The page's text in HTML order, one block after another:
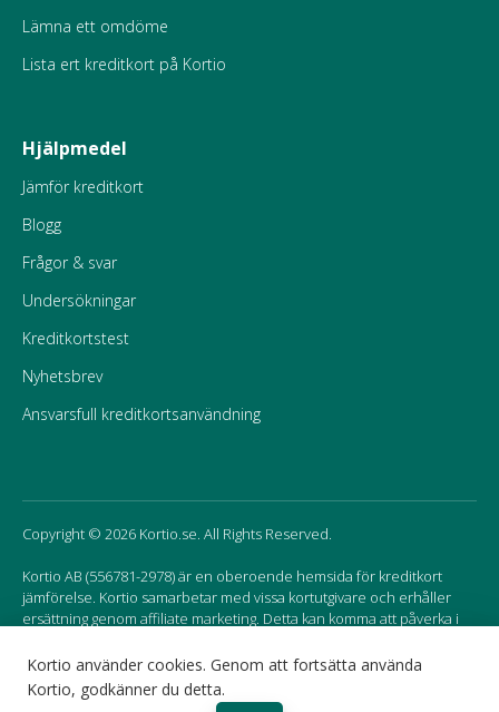
Kortio använder cookies. Genom att fortsätta använda
Kortio, godkänner du detta.
Lämna ett omdöme
Lista ert kreditkort på Kortio
Hjälpmedel
Jämför kreditkort
Blogg
Frågor & svar
Undersökningar
Kreditkortstest
Nyhetsbrev
Ansvarsfull kreditkortsanvändning
Copyright © 2026 Kortio.se. All Rights Reserved.
Kortio AB (556781-2978) är en oberoende hemsida för kreditkort
jämförelse. Kortio samarbetar med vissa kortutgivare och erhåller
ersättning genom affiliate marketing. Detta kan komma att påverka i
Norway